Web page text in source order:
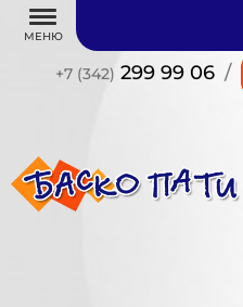
МЕНЮ
+7 (342) 299 99 06 /